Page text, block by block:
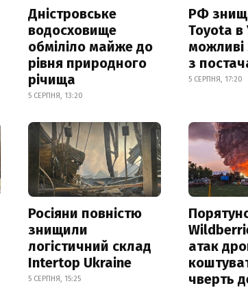
Дністровське
водосховище
обміліло майже до
рівня природного
річища
5 СЕРПНЯ, 13:20
РФ
Toyota в
з
5 СЕРПНЯ, 17:20
Росіяни повністю
знищили
логістичний склад
Intertop Ukraine
5 СЕРПНЯ, 15:25
атак
чверть